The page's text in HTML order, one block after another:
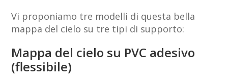
Vi proponiamo tre modelli di questa bella
mappa del cielo su tre tipi di supporto:
Mappa del cielo su PVC adesivo
(flessibile)